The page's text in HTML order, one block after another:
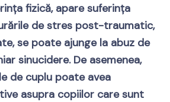
fizică, apare suferința
de stres post-traumatic,
se poate ajunge la abuz de
sinucidere. De asemenea,
de cuplu poate avea
asupra copiilor care sunt